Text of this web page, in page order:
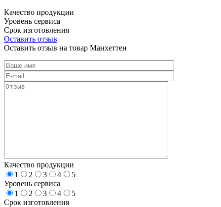
Качество продукции
Уровень сервиса
Срок изготовления
Оставить отзыв
Оставить отзыв на товар Манхеттен
Качество продукции
1
2 3 4
5
Уровень сервиса
1
2 3 4
5
Срок изготовления